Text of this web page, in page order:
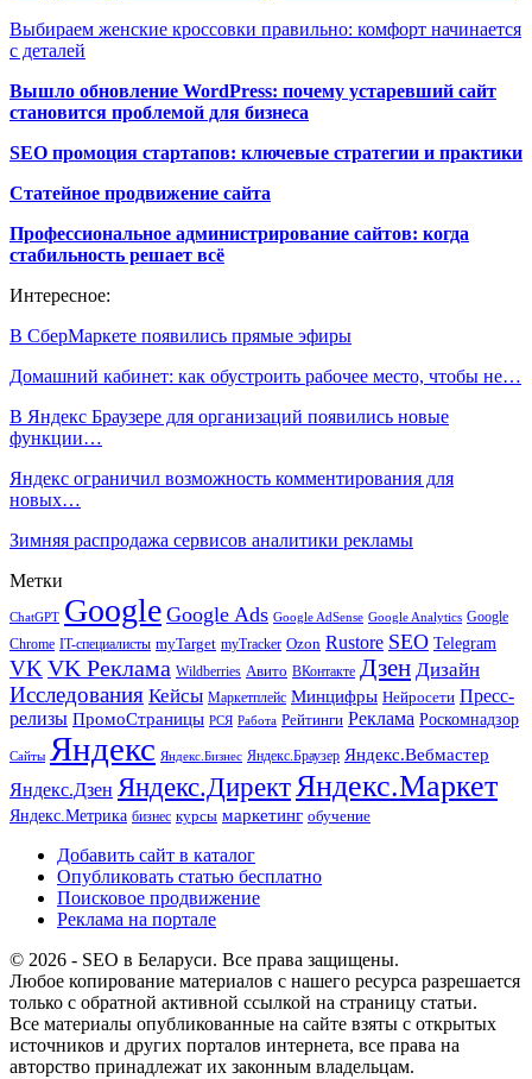
Выбираем женские кроссовки правильно: комфорт начинается
с деталей
Вышло обновление WordPress: почему устаревший сайт
становится проблемой для бизнеса
SEO промоция стартапов: ключевые стратегии и практики
Статейное продвижение сайта
Профессиональное администрирование сайтов: когда
стабильность решает всё
Интересное:
В СберМаркете появились прямые эфиры
Домашний кабинет: как обустроить рабочее место, чтобы не…
В Яндекс Браузере для организаций появились новые
функции…
Яндекс ограничил возможность комментирования для
новых…
Зимняя распродажа сервисов аналитики рекламы
Метки
ChatGPT Google Google Ads Google AdSense Google Analytics Google
Chrome IT-специалисты myTarget myTracker Ozon Rustore SEO Telegram
VK VK Реклама Wildberries Авито ВКонтакте Дзен Дизайн
Исследования Кейсы Маркетплейс Минцифры Нейросети Пресс-
релизы ПромоСтраницы РСЯ Работа Рейтинги Реклама Роскомнадзор
Сайты Яндекс Яндекс.Бизнес Яндекс.Браузер Яндекс.Вебмастер
Яндекс.Дзен Яндекс.ДиректЯндекс.Маркет
Яндекс.Метрика бизнес курсы маркетинг обучение
Добавить сайт в каталог
Опубликовать статью бесплатно
Поисковое продвижение
Реклама на портале
© 2026 - SEO в Беларуси. Все права защищены.
Любое копирование материалов с нашего ресурса разрешается
только с обратной активной ссылкой на страницу статьи.
Все материалы опубликованные на сайте взяты с открытых
источников и других порталов интернета, все права на
авторство принадлежат их законным владельцам.